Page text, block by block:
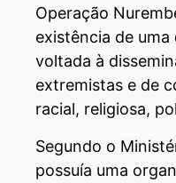
Operação
existência de
voltada à
extremistas e de
racial, religiosa,
Segundo o
possuía uma